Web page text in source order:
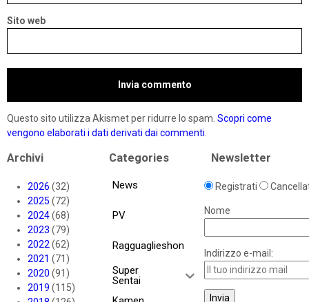
Sito web
Questo sito utilizza Akismet per ridurre lo spam. Scopri come
vengono elaborati i dati derivati dai commenti.
Archivi
2026 (32)
2025 (72)
2024(68)
2023 (79)
2022(62)
2021 (71)
2020 (91)
2019 (115)
Categories
News
PV
Ragguaglieshon
Super
Sentai
Newsletter
Registrati
Nome
Indirizzo e-mail: